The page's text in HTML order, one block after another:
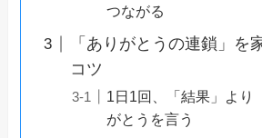
つながる
「ありがとうの連鎖」を
コツ
1日1回、「結果」より
がとうを言う